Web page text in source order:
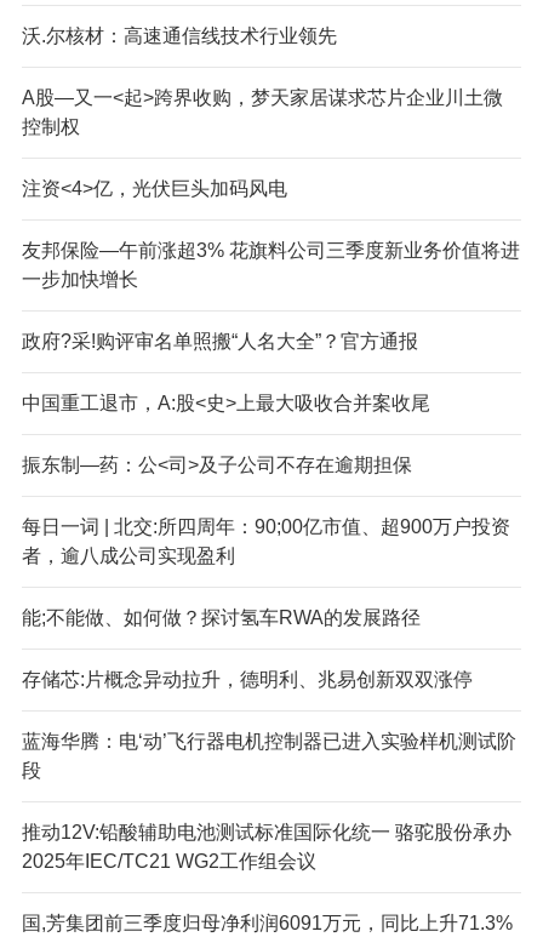
沃.尔核材：高速通信线技术行业领先
A股—又一<起>跨界收购，梦天家居谋求芯片企业川土微
控制权
注资<4>亿，光伏巨头加码风电
友邦保险—午前涨超3% 花旗料公司三季度新业务价值将进
一步加快增长
政府?采!购评审名单照搬“人名大全”？官方通报
中国重工退市，A:股<史>上最大吸收合并案收尾
振东制—药：公<司>及子公司不存在逾期担保
每日一词 | 北交:所四周年：90;00亿市值、超900万户投资
者，逾八成公司实现盈利
能;不能做、如何做？探讨氢车RWA的发展路径
存储芯:片概念异动拉升，德明利、兆易创新双双涨停
蓝海华腾：电‘动’飞行器电机控制器已进入实验样机测试阶
段
推动12V:铅酸辅助电池测试标准国际化统一 骆驼股份承办
2025年IEC/TC21 WG2工作组会议
国,芳集团前三季度归母净利润6091万元，同比上升71.3%